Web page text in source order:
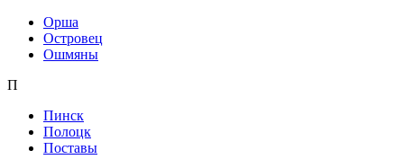
Орша
Островец
Ошмяны
П
Пинск
Полоцк
Поставы